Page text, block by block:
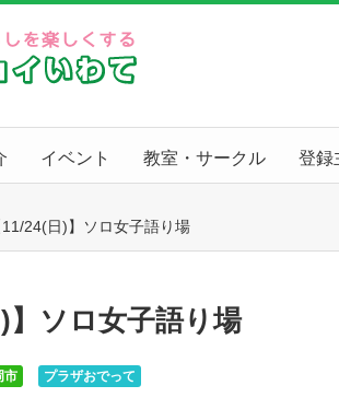
イベント 教室・サークル 登録
11/24(日)】ソロ女子語り場
)】ソロ女子語り場
市 プラザおでって